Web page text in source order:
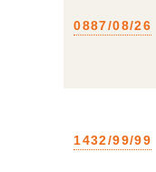
0887/08/26
1432/99/99